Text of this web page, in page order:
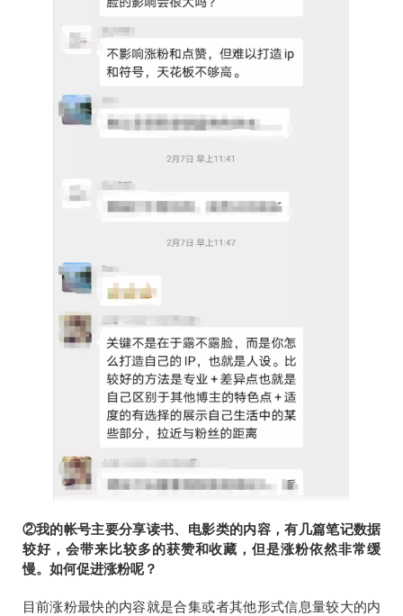
②我的帐号主要分享读书、电影类的内容，有几篇笔记数据
较好，会带来比较多的获赞和收藏，但是涨粉依然非常缓
慢。如何促进涨粉呢？
目前涨粉最快的内容就是合集或者其他形式信息量较大的内